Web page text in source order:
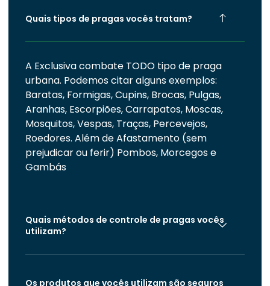
Quais tipos de pragas vocês tratam?
A Exclusiva combate TODO tipo de praga
urbana. Podemos citar alguns exemplos:
Baratas, Formigas, Cupins, Brocas, Pulgas,
Aranhas, Escorpiões, Carrapatos, Moscas,
Mosquitos, Vespas, Traças, Percevejos,
Roedores. Além de Afastamento (sem
prejudicar ou ferir) Pombos, Morcegos e
Gambás
Quais métodos de controle de pragas vocês
utilizam?
Os produtos que vocês utilizam são seguros